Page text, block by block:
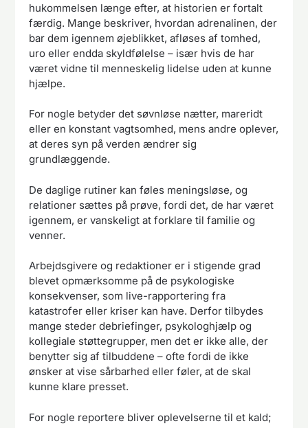
hukommelsen længe efter, at historien er fortalt
færdig. Mange beskriver, hvordan adrenalinen, der
bar dem igennem øjeblikket, afløses af tomhed,
uro eller endda skyldfølelse – især hvis de har
været vidne til menneskelig lidelse uden at kunne
hjælpe.
For nogle betyder det søvnløse nætter, mareridt
eller en konstant vagtsomhed, mens andre oplever,
at deres syn på verden ændrer sig
grundlæggende.
De daglige rutiner kan føles meningsløse, og
relationer sættes på prøve, fordi det, de har været
igennem, er vanskeligt at forklare til familie og
venner.
Arbejdsgivere og redaktioner er i stigende grad
blevet opmærksomme på de psykologiske
konsekvenser, som live-rapportering fra
katastrofer eller kriser kan have. Derfor tilbydes
mange steder debriefinger, psykologhjælp og
kollegiale støttegrupper, men det er ikke alle, der
benytter sig af tilbuddene – ofte fordi de ikke
ønsker at vise sårbarhed eller føler, at de skal
kunne klare presset.
For nogle reportere bliver oplevelserne til et kald;